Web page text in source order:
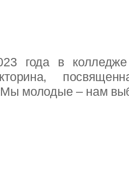
года в колледже
молодые – нам